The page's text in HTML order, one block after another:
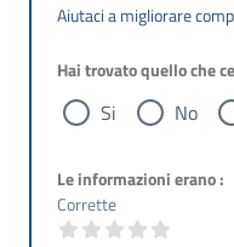
Aiutaci a migliorare
Hai trovato quello che
Si No
Le informazioni erano :
Corrette